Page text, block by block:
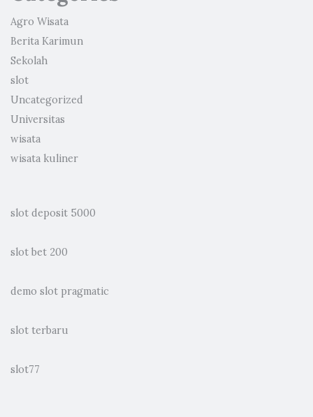
Agro Wisata
Berita Karimun
Sekolah
slot
Uncategorized
Universitas
wisata
wisata kuliner
slot deposit 5000
slot bet 200
demo slot pragmatic
slot terbaru
slot77